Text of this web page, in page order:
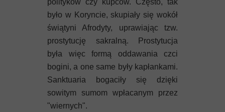
polityków czy kupców. Często, tak
było w Koryncie, skupiały się wokół
świątyni Afrodyty, uprawiając tzw.
prostytucję sakralną. Prostytucja
była więc formą oddawania czci
bogini, a one same były kapłankami.
Sanktuaria bogaciły się dzięki
sowitym sumom wpłacanym przez
"wiernych".